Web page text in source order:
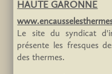
HAUTE GARONNE
Le site du syndicat
présente les fresques
des thermes.